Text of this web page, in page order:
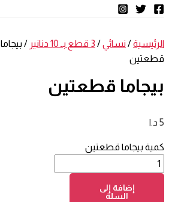
الرئيسية/ نسائي/ 3 قطع بـ 10 دنانير
/ بيجاما
قطعتين
بيجاما قطعتين
5 د.ا
كمية بيجاما قطعتين
إضافة إلى
السلة